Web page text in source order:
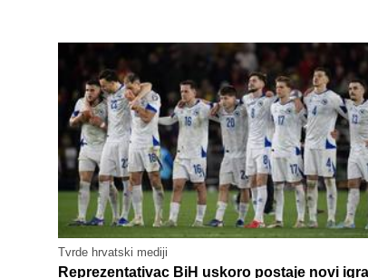
Tvrde hrvatski mediji
Reprezentativac BiH uskoro postaje novi